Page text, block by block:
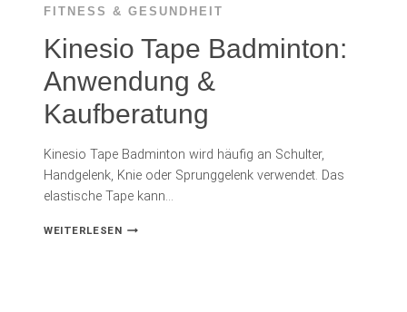
FITNESS & GESUNDHEIT
Kinesio Tape Badminton:
Anwendung &
Kaufberatung
Kinesio Tape Badminton wird häufig an Schulter,
Handgelenk, Knie oder Sprunggelenk verwendet. Das
elastische Tape kann…
WEITERLESENKINESIO